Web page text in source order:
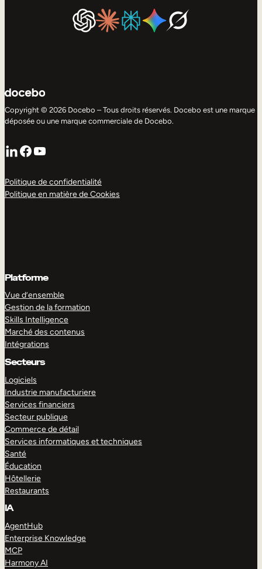
Copyright © 2026 Docebo – Tous droits réservés. Docebo est une marque
déposée ou une marque commerciale de Docebo.
LinkedIn
Facebook
YouTube
Politique de confidentialité
Politique en matière de Cookies
Platforme
Vue d’ensemble
Gestion de la formation
Skills Intelligence
Marché des contenus
Intégrations
Secteurs
Logiciels
Industrie manufacturiere
Services financiers
Secteur publique
Commerce de détail
Services informatiques et techniques
Santé
Éducation
Hôtellerie
Restaurants
IA
AgentHub
Enterprise Knowledge
MCP
Harmony AI